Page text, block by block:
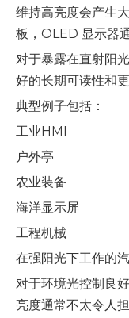
维持高亮度会产生
板，OLED 显示器
对于暴露在直射阳
好的长期可读性和
典型例子包括：
工业HMI
户外亭
农业装备
海洋显示屏
工程机械
在强阳光下工作的
对于环境光控制良
亮度通常不太令人担